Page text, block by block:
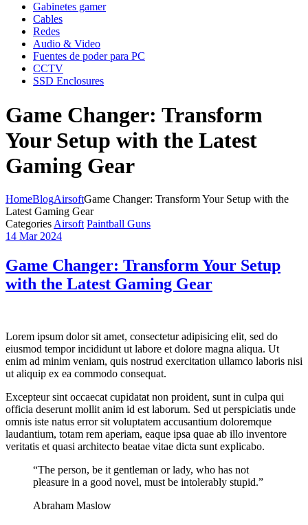
Gabinetes gamer
Cables
Redes
Audio & Video
Fuentes de poder para PC
CCTV
SSD Enclosures
Game Changer: Transform
Your Setup with the Latest
Gaming Gear
HomeBlogAirsoftGame Changer: Transform Your Setup with the
Latest Gaming Gear
Categories Airsoft Paintball Guns
14 Mar 2024
Game Changer: Transform Your Setup
with the Latest Gaming Gear
Lorem ipsum dolor sit amet, consectetur adipisicing elit, sed do
eiusmod tempor incididunt ut labore et dolore magna aliqua. Ut
enim ad minim veniam, quis nostrud exercitation ullamco laboris nisi
ut aliquip ex ea commodo consequat.
Excepteur sint occaecat cupidatat non proident, sunt in culpa qui
officia deserunt mollit anim id est laborum. Sed ut perspiciatis unde
omnis iste natus error sit voluptatem accusantium doloremque
laudantium, totam rem aperiam, eaque ipsa quae ab illo inventore
veritatis et quasi architecto beatae vitae dicta sunt explicabo.
“The person, be it gentleman or lady, who has not
pleasure in a good novel, must be intolerably stupid.”
Abraham Maslow